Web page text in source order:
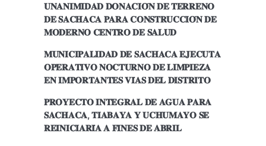
𝐔𝐍𝐀𝐍𝐈𝐌𝐈𝐃𝐀𝐃 𝐃𝐎𝐍𝐀𝐂𝐈𝐎́𝐍 𝐃𝐄 𝐓𝐄𝐑𝐑𝐄𝐍𝐎
𝐃𝐄 𝐒𝐀𝐂𝐇𝐀𝐂𝐀 𝐏𝐀𝐑𝐀 𝐂𝐎𝐍𝐒𝐓𝐑𝐔𝐂𝐂𝐈𝐎́𝐍 𝐃𝐄
𝐌𝐎𝐃𝐄𝐑𝐍𝐎 𝐂𝐄𝐍𝐓𝐑𝐎 𝐃𝐄 𝐒𝐀𝐋𝐔𝐃
𝐌𝐔𝐍𝐈𝐂𝐈𝐏𝐀𝐋𝐈𝐃𝐀𝐃 𝐃𝐄 𝐒𝐀𝐂𝐇𝐀𝐂𝐀 𝐄𝐉𝐄𝐂𝐔𝐓𝐀
𝐎𝐏𝐄𝐑𝐀𝐓𝐈𝐕𝐎 𝐍𝐎𝐂𝐓𝐔𝐑𝐍𝐎 𝐃𝐄 𝐋𝐈𝐌𝐏𝐈𝐄𝐙𝐀
𝐄𝐍 𝐈𝐌𝐏𝐎𝐑𝐓𝐀𝐍𝐓𝐄𝐒 𝐕𝐈́𝐀𝐒 𝐃𝐄𝐋 𝐃𝐈𝐒𝐓𝐑𝐈𝐓𝐎
𝐏𝐑𝐎𝐘𝐄𝐂𝐓𝐎 𝐈𝐍𝐓𝐄𝐆𝐑𝐀𝐋 𝐃𝐄 𝐀𝐆𝐔𝐀 𝐏𝐀𝐑𝐀
𝐒𝐀𝐂𝐇𝐀𝐂𝐀, 𝐓𝐈𝐀𝐁𝐀𝐘𝐀 𝐘 𝐔𝐂𝐇𝐔𝐌𝐀𝐘𝐎 𝐒𝐄
𝐑𝐄𝐈𝐍𝐈𝐂𝐈𝐀𝐑𝐈́𝐀 𝐀 𝐅𝐈𝐍𝐄𝐒 𝐃𝐄 𝐀𝐁𝐑𝐈𝐋